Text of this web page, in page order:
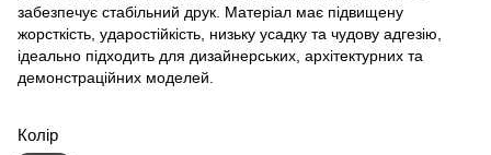
забезпечує стабільний друк. Матеріал має підвищену
жорсткість, ударостійкість, низьку усадку та чудову адгезію,
ідеально підходить для дизайнерських, архітектурних та
демонстраційних моделей.
Колір